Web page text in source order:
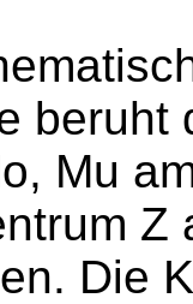
beruht
Mu
Z
Die